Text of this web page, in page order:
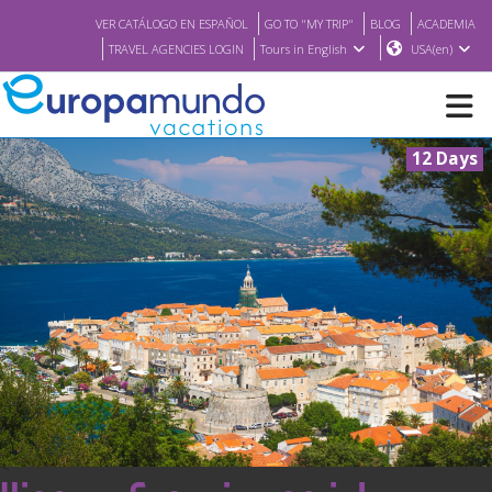
VER CATÁLOGO EN ESPAÑOL GO TO "MY TRIP" BLOG
ACADEMIA
TRAVEL AGENCIES LOGIN
Tours in English USA(en)
NEW
BROCHURE PDF
WHERE TO BUY
FEATURED
ABOUT US
12 Days
<